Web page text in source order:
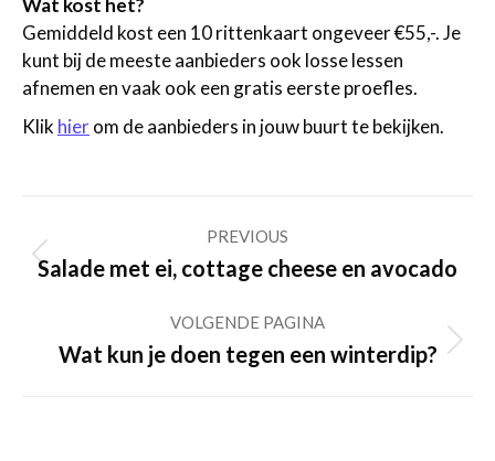
Wat kost het?
Gemiddeld kost een 10 rittenkaart ongeveer €55,-. Je
kunt bij de meeste aanbieders ook losse lessen
afnemen en vaak ook een gratis eerste proefles.
Klik hierom de aanbieders in jouw buurt te bekijken.
navigation
PREVIOUS
Previous
Salade met ei, cottage cheese en avocado
VOLGENDE PAGINA
Volgende
Wat kun je doen tegen een winterdip?